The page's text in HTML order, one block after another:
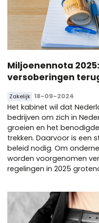
Miljoenennota
versoberingen
Zakelijk 18-09-2024
Het kabinet wil dat
bedrijven om zich in
groeien en het
trekken. Daarvoor is een
beleid nodig. Om
worden voorgenomen
regelingen in 2025